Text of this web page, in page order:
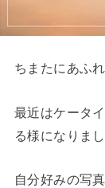
ちまたにあふ
最近はケータ
る様になりまし
自分好みの写